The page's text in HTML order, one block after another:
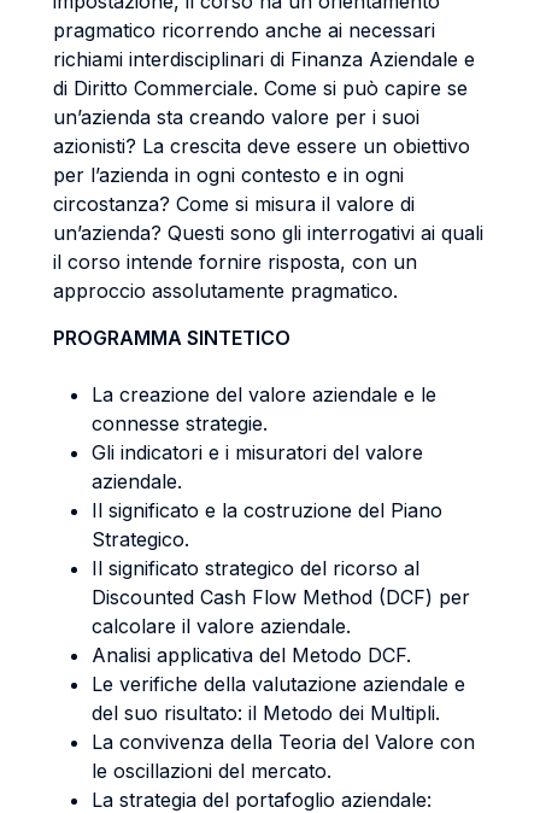
pragmatico ricorrendo anche ai necessari
richiami interdisciplinari di Finanza Aziendale e
di Diritto Commerciale. Come si può capire se
un’azienda sta creando valore per i suoi
azionisti? La crescita deve essere un obiettivo
per l’azienda in ogni contesto e in ogni
circostanza? Come si misura il valore di
un’azienda? Questi sono gli interrogativi ai quali
il corso intende fornire risposta, con un
approccio assolutamente pragmatico.
PROGRAMMA SINTETICO
La creazione del valore aziendale e le
connesse strategie.
Gli indicatori e i misuratori del valore
aziendale.
Il significato e la costruzione del Piano
Strategico.
Il significato strategico del ricorso al
Discounted Cash Flow Method (DCF) per
calcolare il valore aziendale.
Analisi applicativa del Metodo DCF.
Le verifiche della valutazione aziendale e
del suo risultato: il Metodo dei Multipli.
La convivenza della Teoria del Valore con
le oscillazioni del mercato.
La strategia del portafoglio aziendale: